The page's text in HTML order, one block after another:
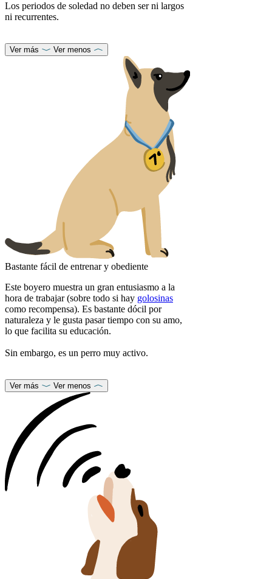
Los periodos de soledad no deben ser ni largos
ni recurrentes.
Ver más Ver menos
Bastante fácil de entrenar y obediente
Este boyero muestra un gran entusiasmo a la
hora de trabajar (sobre todo si hay golosinas
como recompensa). Es bastante dócil por
naturaleza y le gusta pasar tiempo con su amo,
lo que facilita su educación.
Sin embargo, es un perro muy activo.
Ver más Ver menos